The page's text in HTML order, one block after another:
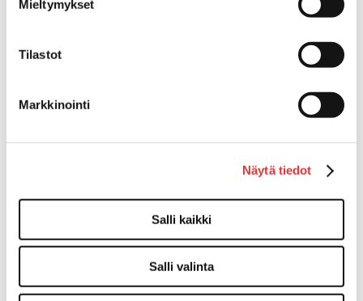
Mieltymykset
Tilastot
Markkinointi
Näytä tiedot
Salli kaikki
Salli valinta
Can-Am varusteet
Rengas/Vannesetit
Työvalot
Piha ja puutarha